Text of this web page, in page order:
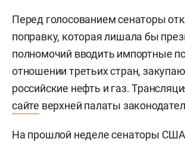
Перед голосованием сенаторы
поправку, которая лишала бы
полномочий вводить импортные
отношении третьих стран,
российские нефть и газ.
сайте верхней палаты
На прошлой неделе сенаторы США